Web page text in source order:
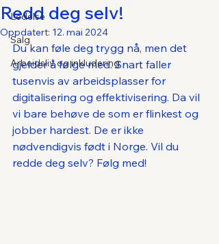
Ledelse
Salg
Arbeidsliv og inkludering
Redd deg selv!
Oppdatert: 12. mai 2024
Du kan føle deg trygg nå, men det
gjelder å følge med. Snart faller
tusenvis av arbeidsplasser for
digitalisering og effektivisering. Da vil
vi bare behøve de som er flinkest og
jobber hardest. De er ikke
nødvendigvis født i Norge. Vil du
redde deg selv? Følg med!